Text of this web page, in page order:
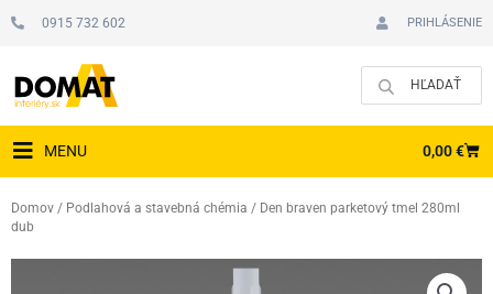
0915 732 602 PRIHLÁSENIE
MENU 0,00€
Domov / Podlahová a stavebná chémia / Den braven parketový tmel 280ml
dub